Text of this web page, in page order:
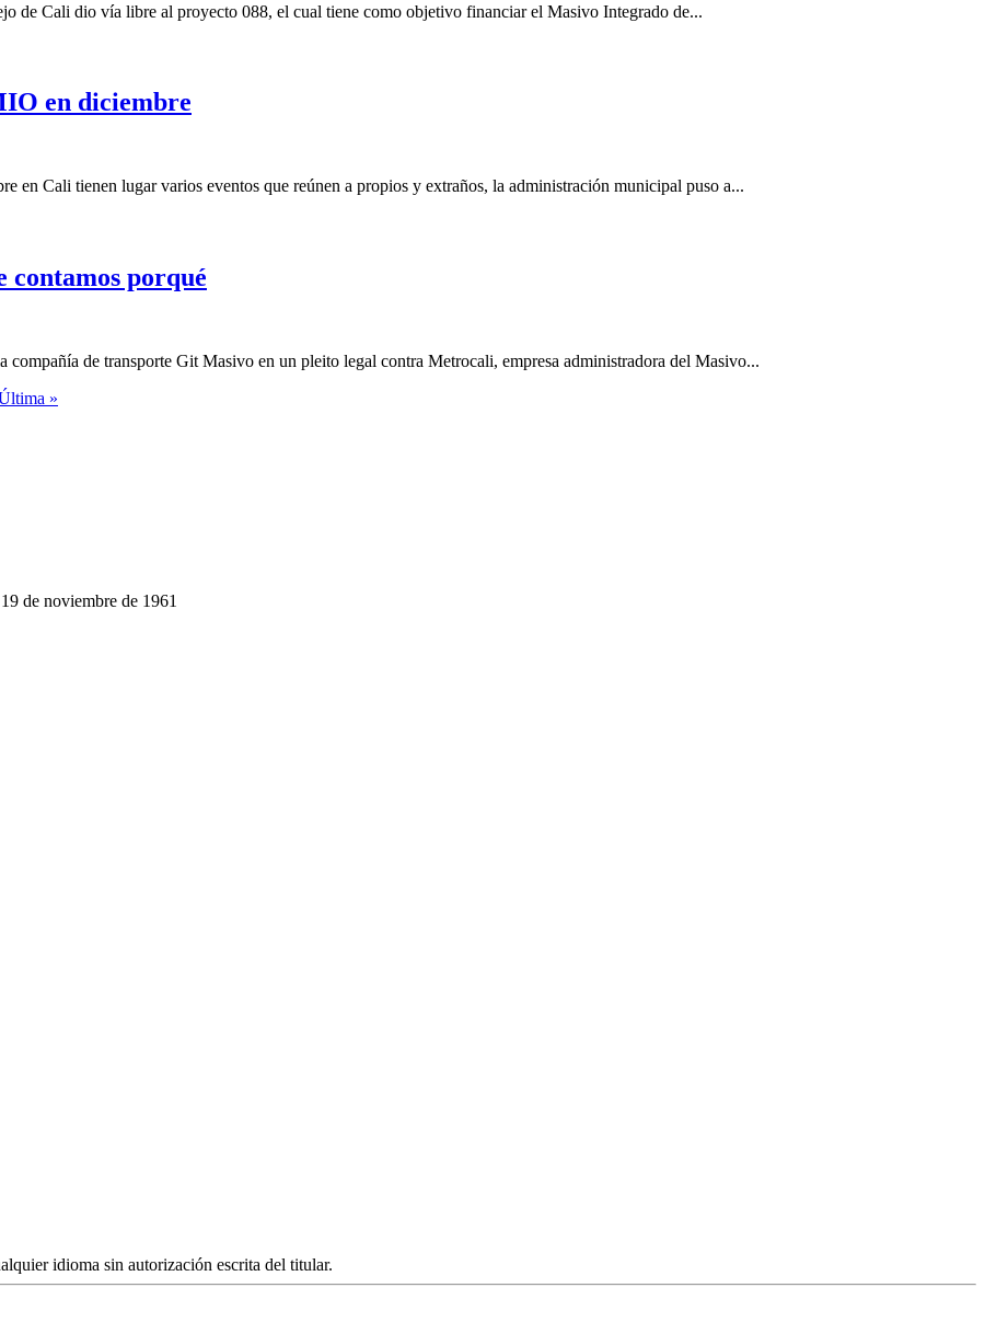
de Cali dio vía libre al proyecto 088, el cual tiene como objetivo financiar el Masivo Integrado de...
en diciembre
en Cali tienen lugar varios eventos que reúnen a propios y extraños, la administración municipal puso a...
porqué
de transporte Git Masivo en un pleito legal contra Metrocali, empresa administradora del Masivo...
»
de noviembre de 1961
idioma sin autorización escrita del titular.